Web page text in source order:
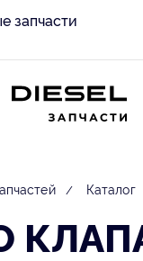
запчасти
Каталог